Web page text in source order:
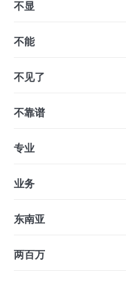
不显
不能
不见了
不靠谱
专业
业务
东南亚
两百万